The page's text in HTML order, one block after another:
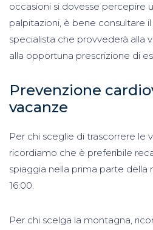
occasioni si dovesse percepire
palpitazioni, è bene consultare
specialista che provvederà alla
alla opportuna prescrizione di
Prevenzione
vacanze
Per chi sceglie di trascorrere le
ricordiamo che è preferibile
spiaggia nella prima parte
16:00.
Per chi scelga la montagna,